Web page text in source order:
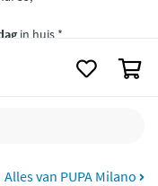
Alles van PUPA Milano